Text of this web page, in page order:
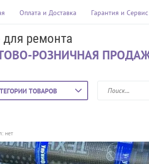
Оплата и Доставка Гарантия и Сервис
для ремонта
РОЗНИЧНАЯ
ТОВАРОВ
нет